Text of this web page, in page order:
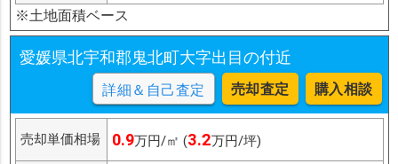
※土地面積ベース
愛媛県北宇和郡鬼北町大字出目の付近
詳細＆自己査定 売却査定 購入相談
売却単価相場 0.9万円/㎡ (3.2万円/坪)